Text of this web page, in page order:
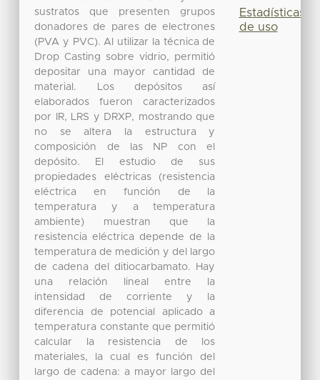
sustratos que presenten grupos
donadores de pares de electrones
(PVA y PVC). Al utilizar la técnica de
Drop Casting sobre vidrio, permitió
depositar una mayor cantidad de
material. Los depósitos así
elaborados fueron caracterizados
por IR, LRS y DRXP, mostrando que
no se altera la estructura y
composición de las NP con el
depósito. El estudio de sus
propiedades eléctricas (resistencia
eléctrica en función de la
temperatura y a temperatura
ambiente) muestran que la
resistencia eléctrica depende de la
temperatura de medición y del largo
de cadena del ditiocarbamato. Hay
una relación lineal entre la
intensidad de corriente y la
diferencia de potencial aplicado a
temperatura constante que permitió
calcular la resistencia de los
materiales, la cual es función del
largo de cadena: a mayor largo del
Estadísticas
de uso